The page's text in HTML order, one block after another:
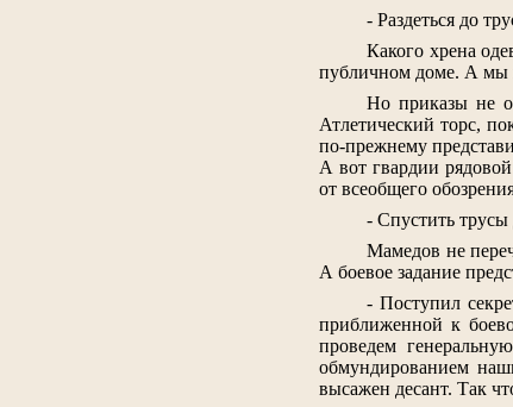
- Раздеться до
Какого хрена
публичном доме. А мы
Но приказы не
Атлетический торс,
по-прежнему
А вот гвардии
от всеобщего
- Спустить трусы
Мамедов не
А боевое задание
- Поступил
приближенной к
проведем
обмундированием
высажен десант. Так